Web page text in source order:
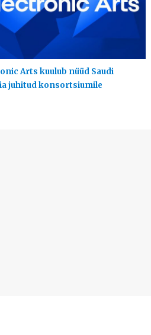
Arts kuulub nüüd Saudi
juhitud konsortsiumile